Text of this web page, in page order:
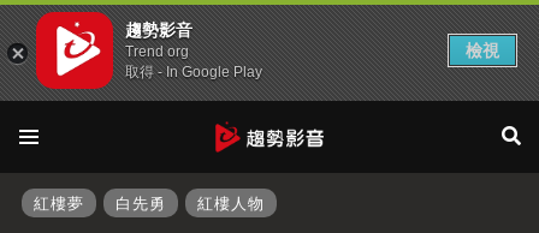
紅樓夢 白先勇 紅樓人物
趨勢影音
Trend org
取得 - In Google Play
檢視